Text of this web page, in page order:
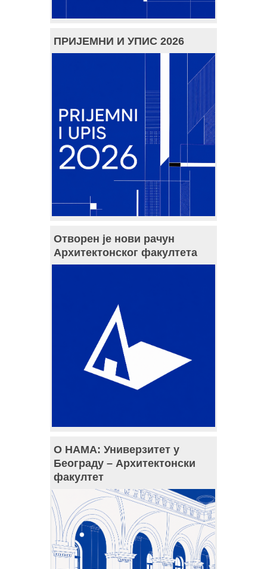
ПРИЈЕМНИ И УПИС 2026
Отворен је нови рачун
Архитектонског факултета
О НАМА: Универзитет у
Београду – Архитектонски
факултет